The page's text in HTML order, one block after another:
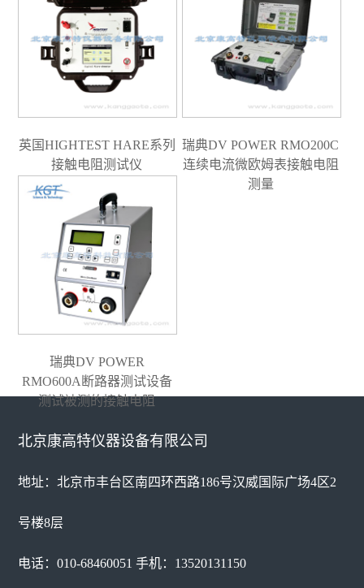
英国HIGHTEST HARE系列
接触电阻测试仪
瑞典DV POWER RMO200C
连续电流微欧姆表接触电阻
测量
瑞典DV POWER
RMO600A断路器测试设备
测试被测的接触电阻
北京康高特仪器设备有限公司
地址：北京市丰台区南四环西路186号汉威国际广场4区2
号楼8层
电话：010-68460051 手机：13520131150